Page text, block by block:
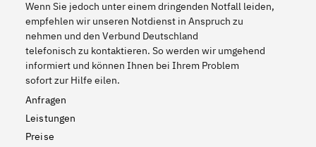
Wenn Sie jedoch unter einem dringenden Notfall leiden,
empfehlen wir unseren Notdienst in Anspruch zu
nehmen und den Verbund Deutschland
telefonisch zu kontaktieren. So werden wir umgehend
informiert und können Ihnen bei Ihrem Problem
sofort zur Hilfe eilen.
Anfragen
Leistungen
Preise